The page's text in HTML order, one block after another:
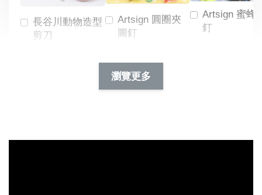
長谷川動物造型
剪刀
Artsign 圓圈夾
圖釘
NT$ 19.00
NT$ 66.00
Artsign 蜜蜂
釘
瀏覽更多